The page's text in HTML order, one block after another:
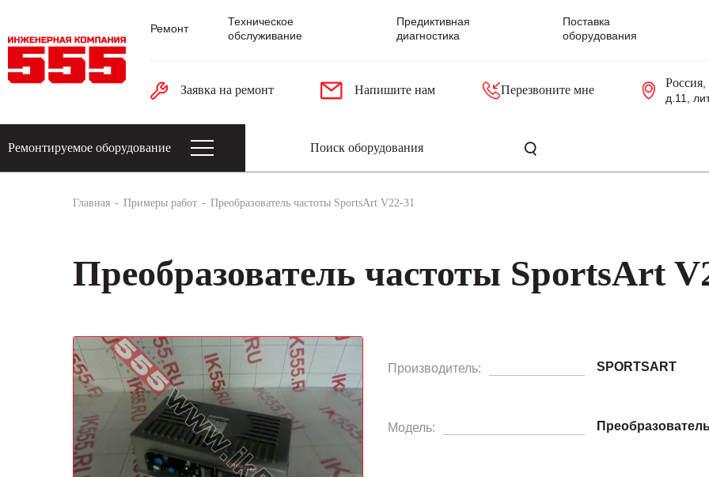
Ремонт
Техническое
обслуживание
Предиктивная
диагностика
Поставка
оборудования
Заявка на ремонт Напишите нам Перезвоните мне
Россия,
д.11,
Ремонтируемое оборудование
Главная Примеры работ Преобразователь частоты SportsArt V22-31
Преобразователь частоты SportsArt
Производитель: SPORTSART
Модель: